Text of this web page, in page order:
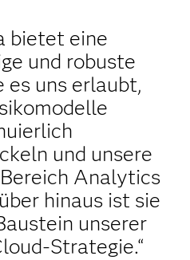
bietet eine
und robuste
uns erlaubt,
und unsere
Analytics
hinaus ist sie
unserer
Strategie.“